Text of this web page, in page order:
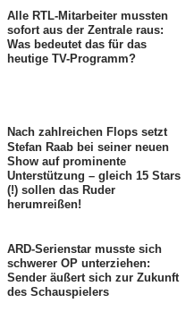
Alle RTL-Mitarbeiter mussten
sofort aus der Zentrale raus:
Was bedeutet das für das
heutige TV-Programm?
Nach zahlreichen Flops setzt
Stefan Raab bei seiner neuen
Show auf prominente
Unterstützung – gleich 15 Stars
(!) sollen das Ruder
herumreißen!
ARD-Serienstar musste sich
schwerer OP unterziehen:
Sender äußert sich zur Zukunft
des Schauspielers